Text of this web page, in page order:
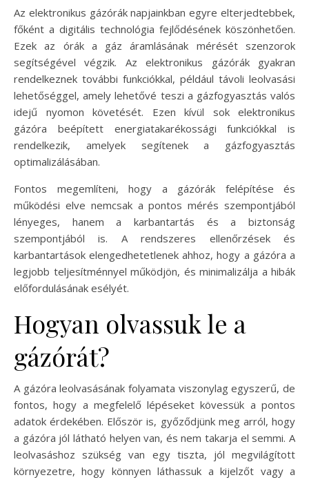
Az elektronikus gázórák napjainkban egyre elterjedtebbek,
főként a digitális technológia fejlődésének köszönhetően.
Ezek az órák a gáz áramlásának mérését szenzorok
segítségével végzik. Az elektronikus gázórák gyakran
rendelkeznek további funkciókkal, például távoli leolvasási
lehetőséggel, amely lehetővé teszi a gázfogyasztás valós
idejű nyomon követését. Ezen kívül sok elektronikus
gázóra beépített energiatakarékossági funkciókkal is
rendelkezik, amelyek segítenek a gázfogyasztás
optimalizálásában.
Fontos megemlíteni, hogy a gázórák felépítése és
működési elve nemcsak a pontos mérés szempontjából
lényeges, hanem a karbantartás és a biztonság
szempontjából is. A rendszeres ellenőrzések és
karbantartások elengedhetetlenek ahhoz, hogy a gázóra a
legjobb teljesítménnyel működjön, és minimalizálja a hibák
előfordulásának esélyét.
Hogyan olvassuk le a
gázórát?
A gázóra leolvasásának folyamata viszonylag egyszerű, de
fontos, hogy a megfelelő lépéseket kövessük a pontos
adatok érdekében. Először is, győződjünk meg arról, hogy
a gázóra jól látható helyen van, és nem takarja el semmi. A
leolvasáshoz szükség van egy tiszta, jól megvilágított
környezetre, hogy könnyen láthassuk a kijelzőt vagy a